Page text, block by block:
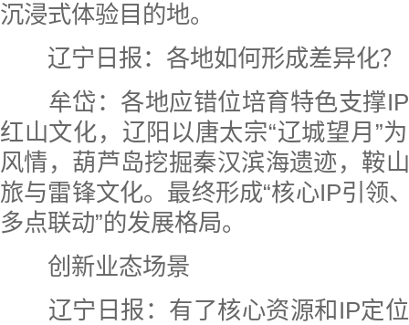
沉浸式体验目的地。
辽宁日报： 各地如何形成差异化？
牟岱：各地应错位培育特色支撑IP
红山文化，辽阳以唐太宗“辽城望月”
风情，葫芦岛挖掘秦汉滨海遗迹，鞍
旅与雷锋文化。最终形成“核心IP引领
多点联动”的发展格局。
创新业态场景
辽宁日报： 有了核心资源和IP定